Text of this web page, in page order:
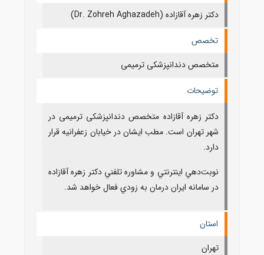
دکتر زهره آقازاده (Dr. Zohreh Aghazadeh)
تخصص
متخصص دندانپزشکی ترمیمی
توضیحات
دکتر زهره آقازاده متخصص دندانپزشکی ترمیمی در
شهر تهران است. مطب ایشان در خیابان زعفرانیه قرار
دارد.
نوبت‌دهي اينترنتي و مشاوره تلفني دکتر زهره آقازاده
در سامانه ايران درمان به زودي فعال خواهد شد.
استان
تهران